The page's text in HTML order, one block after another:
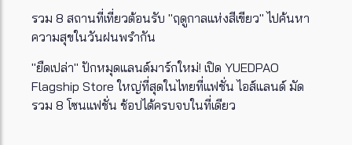
รวม 8 สถานที่เที่ยวต้อนรับ "ฤดูกาลแห่งสีเขียว" ไปค้นหา
ความสุขในวันฝนพรำกัน
"ยืดเปล่า" ปักหมุดแลนด์มาร์กใหม่! เปิด YUEDPAO
Flagship Store ใหญ่ที่สุดในไทยที่แฟชั่น ไอส์แลนด์ มัด
รวม 8 โซนแฟชั่น ช้อปได้ครบจบในที่เดียว